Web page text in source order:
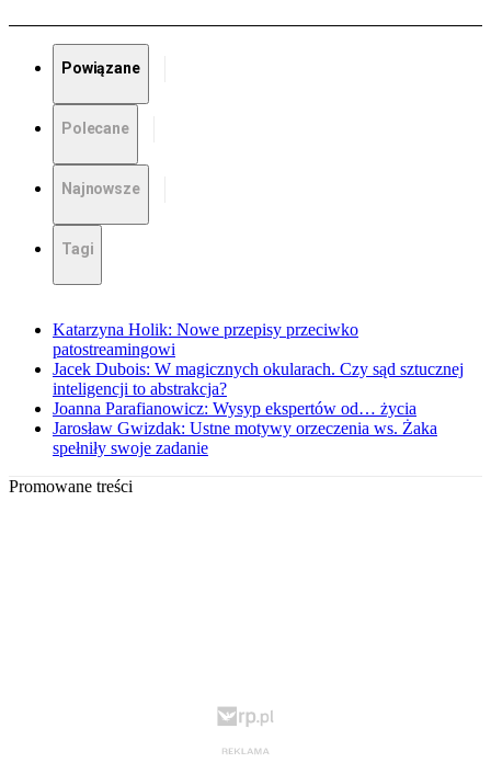
Powiązane
Polecane
Najnowsze
Tagi
Katarzyna Holik: Nowe przepisy przeciwko
patostreamingowi
Jacek Dubois: W magicznych okularach. Czy sąd sztucznej
inteligencji to abstrakcja?
Joanna Parafianowicz: Wysyp ekspertów od… życia
Jarosław Gwizdak: Ustne motywy orzeczenia ws. Żaka
spełniły swoje zadanie
Promowane treści